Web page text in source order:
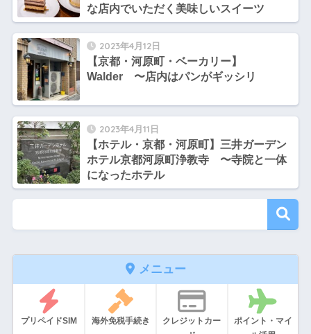
な店内でいただく美味しいスイーツ
2023年4月12日
【京都・河原町・ベーカリー】
Walder 〜店内はパンがギッシリ
2023年4月11日
【ホテル・京都・河原町】三井ガーデン
ホテル京都河原町浄教寺 〜寺院と一体
になったホテル
メニュー
プリペイドSIM 海外免税手続き
クレジットカー
ポイント・マイ